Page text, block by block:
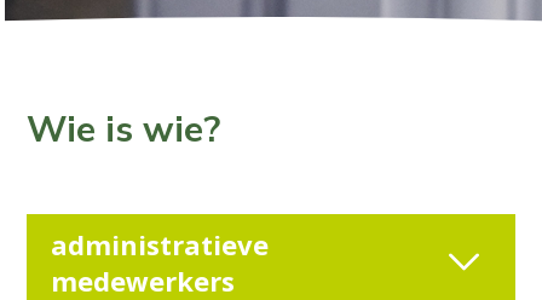
Wie is wie?
administratieve
medewerkers